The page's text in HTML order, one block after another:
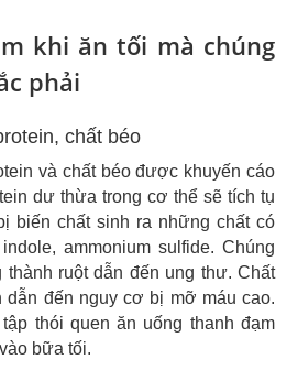
khi ăn tối mà chúng
phải
chất béo
và chất béo được khuyến cáo
dư thừa trong cơ thể sẽ tích tụ
biến chất sinh ra những chất có
ammonium sulfide. Chúng
thành ruột dẫn đến ung thư. Chất
dẫn đến nguy cơ bị mỡ máu cao.
thói quen ăn uống thanh đạm
bữa tối.